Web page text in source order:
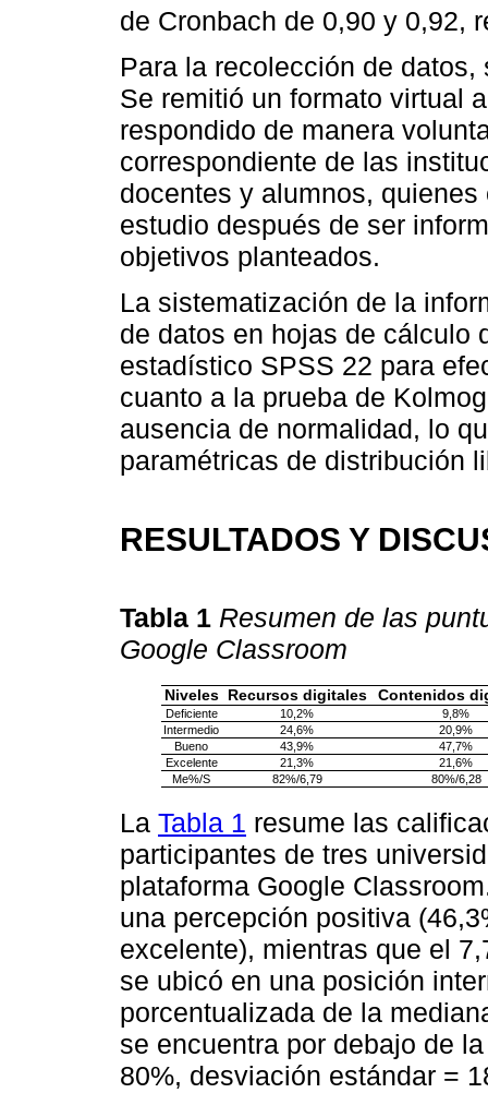
de Cronbach de 0,90 y 0,92,
Para la recolección de
Se remitió un formato virtual
respondido de manera
correspondiente de las
docentes y alumnos,
estudio después de ser
objetivos planteados.
La sistematización de la
de datos en hojas de cálculo
estadístico SPSS 22 para
cuanto a la prueba de
ausencia de normalidad, lo
paramétricas de distribución
RESULTADOS Y
Tabla 1 Resumen de las
Google Classroom
Niveles Recursos digitales Contenidos
Deficiente 10,2%
9,8%
Intermedio
24,6%
20,9%
Bueno
43,9%
47,7%
Excelente
21,3%
21,6%
Me%/S
82%/6,79 80%/6,28
La Tabla 1 resume las
participantes de tres
plataforma Google
una percepción positiva
excelente), mientras que el
se ubicó en una posición
porcentualizada de la
se encuentra por debajo de
80%, desviación estándar =